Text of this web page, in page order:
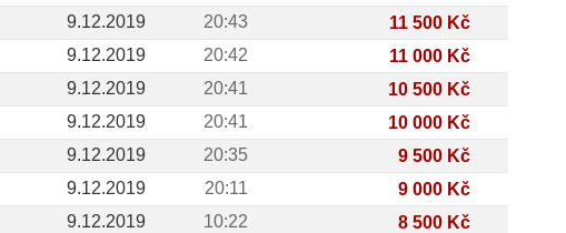
9.12.2019
20:43
11 500 Kč
9.12.2019
20:42
11 000 Kč
9.12.2019
20:41
10 500 Kč
9.12.2019
20:41
10 000 Kč
9.12.2019
20:35
9 500 Kč
9.12.2019
20:11
9 000 Kč
9.12.2019
10:22
8 500 Kč